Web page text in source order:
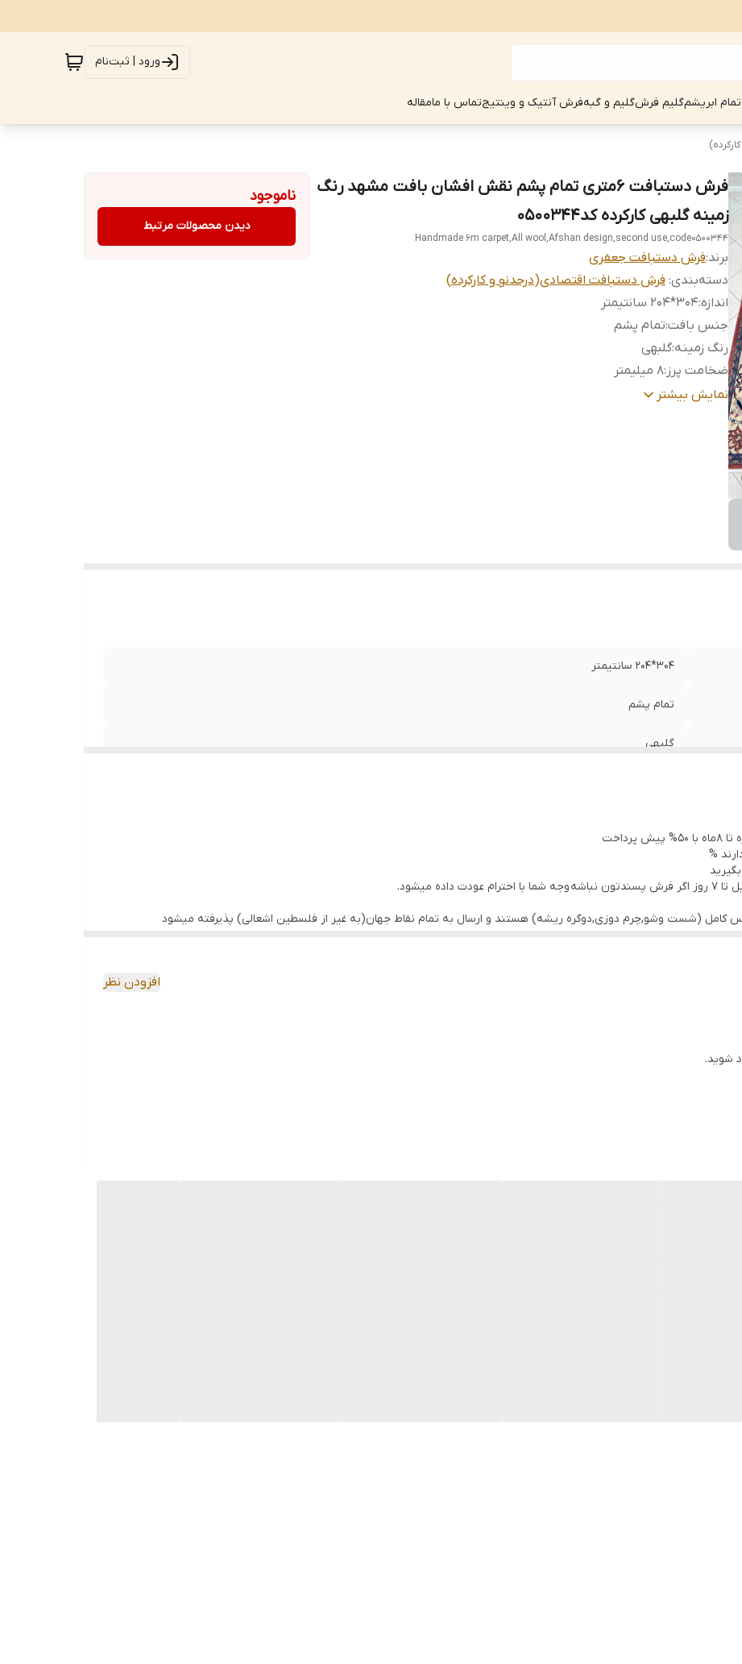
ورود | ثبت‌نام
تمام ابریشمگلیم فرشگلیم و گبهفرش آنتیک و وینتیجتماس با مامقاله
فرش دستبافت 6متری تمام پشم نقش افشان بافت مشهد رنگ
زمینه گلبهی کارکرده کد0500344
Handmade 6m carpet,All wool,Afshan design,second use,code0500344
برند:فرش دستبافت جعفری
دسته‌بندی: فرش دستبافت اقتصادی(درحدنو و کارکرده)
اندازه:304*204 سانتیمتر
جنس بافت:تمام پشم
رنگ زمینه:گلبهی
ضخامت پرز :8 میلیمتر
منطقه بافت: مشهد نمایش بیشتر
ناموجود
دیدن محصولات مرتبط
304*204 سانتیمتر
تمام پشم
گلبهی
%
میشود.
کامل (شست وشو,چرم دوزی,دوگره ریشه) هستند و ارسال به تمام نقاط جهان(به غیر از فلسطین اشعالی) پذیرفته میشود
افزودن نظر
شوید.